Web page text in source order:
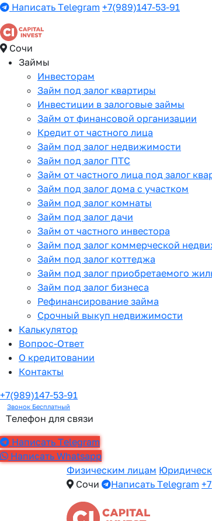
Написать Telegram +7(989)147-53-91
Сочи
Займы
Инвесторам
Займ под залог квартиры
Инвестиции в залоговые займы
Займ от финансовой организации
Кредит от частного лица
Займ под залог недвижимости
Займ под залог ПТС
Займ от частного лица под залог
Займ под залог дома с участком
Займ под залог комнаты
Займ под залог дачи
Займ от частного инвестора
Займ под залог коммерческой
Займ под залог коттеджа
Займ под залог приобретаемого
Займ под залог бизнеса
Рефинансирование займа
Срочный выкуп недвижимости
Калькулятор
Вопрос-Ответ
О кредитовании
Контакты
+7(989)147-53-91
Звонок Бесплатный
Телефон для связи
Написать Telegram
Написать Whatsapp
Физическим лицам
Сочи
Написать Telegram